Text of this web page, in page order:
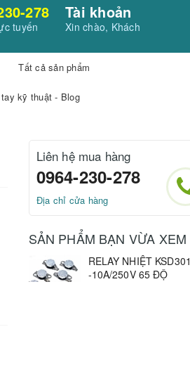
278
tuyến
Tài khoản
Xin chào, Khách
Tất cả sản phẩm
kỹ thuật - Blog
Liên hệ mua hàng
0964-230-278
Địa chỉ cửa hàng
SẢN PHẨM BẠN VỪA XEM
RELAY NHIỆT KSD301
-10A/250V 65 ĐỘ